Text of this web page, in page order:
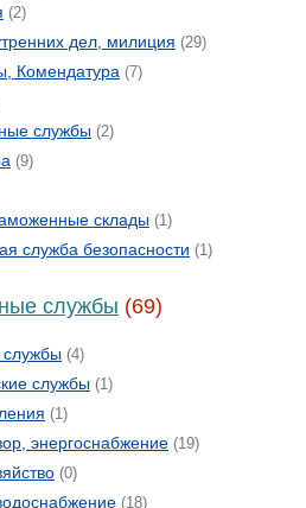
(2)
дел, милиция (29)
Комендатура (7)
службы (2)
(9)
склады (1)
служба безопасности (1)
службы (69)
(4)
службы (1)
(1)
энергоснабжение (19)
(0)
(18)